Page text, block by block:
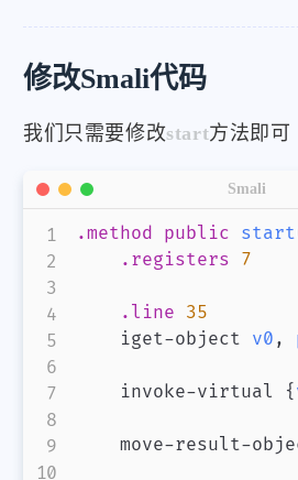
修改Smali代码
我们只需要修改start方法即可
.method public start
.registers 7
.line 35
    iget-object
v0 ,
    invoke-virtual
{
move-result-
Smali